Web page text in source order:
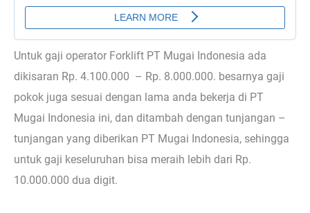
Untuk gaji operator Forklift PT Mugai Indonesia ada
dikisaran Rp. 4.100.000 – Rp. 8.000.000. besarnya gaji
pokok juga sesuai dengan lama anda bekerja di PT
Mugai Indonesia ini, dan ditambah dengan tunjangan –
tunjangan yang diberikan PT Mugai Indonesia, sehingga
untuk gaji keseluruhan bisa meraih lebih dari Rp.
10.000.000 dua digit.